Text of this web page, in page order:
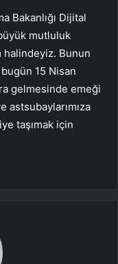
Bakanlığı Dijital
mutluluk
halindeyiz. Bunun
15 Nisan
gelmesinde emeği
astsubaylarımıza
taşımak için